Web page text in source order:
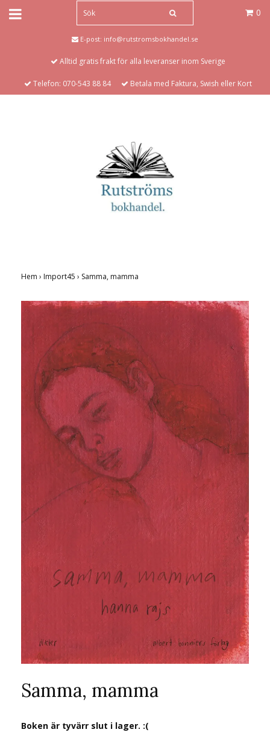
0
E-post: info@rutstromsbokhandel.se
Alltid gratis frakt för alla leveranser inom Sverige
Telefon: 070-543 88 84 Betala med Faktura, Swish eller Kort
Hem › Import45 › Samma, mamma
Samma, mamma
Boken är tyvärr slut i lager. :(